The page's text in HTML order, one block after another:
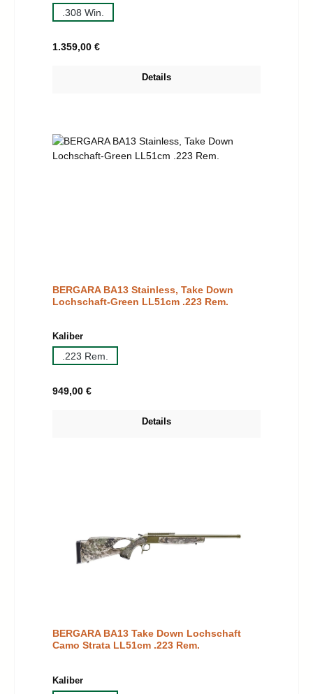
.308 Win.
Regulärer Preis:
1.359,00 €
Details
BERGARA BA13 Stainless, Take Down
Lochschaft-Green LL51cm .223 Rem.
Kaliberauswählen
.223 Rem.
Regulärer Preis:
949,00 €
Details
BERGARA BA13 Take Down Lochschaft
Camo Strata LL51cm .223 Rem.
Kaliberauswählen